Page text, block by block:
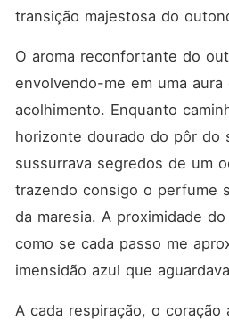
transição majestosa do
O aroma reconfortante do
envolvendo-me em uma aura
acolhimento. Enquanto
horizonte dourado do pôr do
sussurrava segredos de um
trazendo consigo o perfume
da maresia. A proximidade
como se cada passo me
imensidão azul que
A cada respiração, o coração